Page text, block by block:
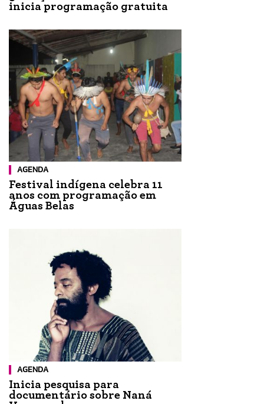
inicia programação gratuita
AGENDA
Festival indígena celebra 11
anos com programação em
Águas Belas
AGENDA
Inicia pesquisa para
documentário sobre Naná